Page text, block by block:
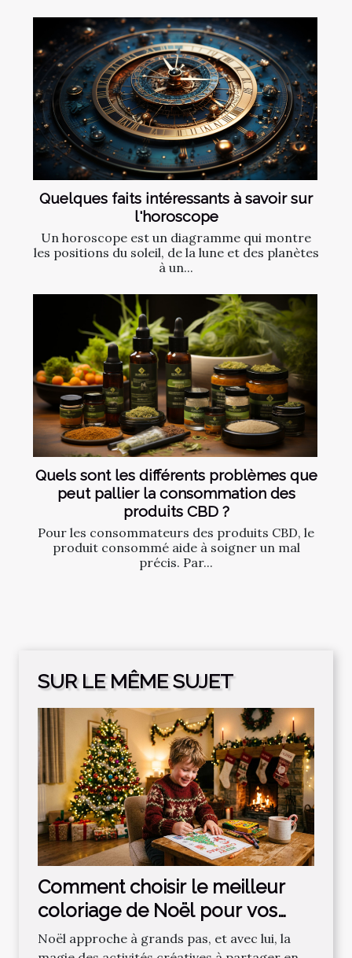
Quelques faits intéressants à savoir sur
l'horoscope
Un horoscope est un diagramme qui montre
les positions du soleil, de la lune et des planètes
à un...
Quels sont les différents problèmes que
peut pallier la consommation des
produits CBD ?
Pour les consommateurs des produits CBD, le
produit consommé aide à soigner un mal
précis. Par...
SUR LE MÊME SUJET
Comment choisir le meilleur
coloriage de Noël pour vos
enfants ?
Noël approche à grands pas, et avec lui, la